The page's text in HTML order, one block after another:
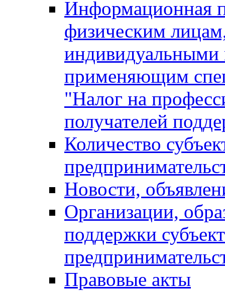
Информационная
физическим
индивидуальными
применяющим
"Налог на
получателей
Количество
Новости,
Организации,
поддержки
Правовые акты